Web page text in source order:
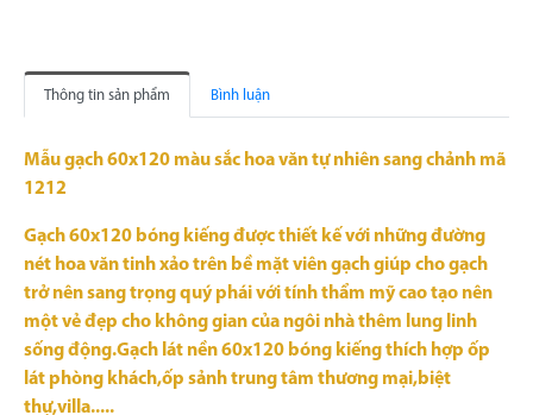
Thông tin sản phẩm Bình luận
Mẫu gạch 60x120 màu sắc hoa văn tự nhiên sang chảnh mã
1212
Gạch 60x120 bóng kiếng được thiết kế với những đường
nét hoa văn tinh xảo trên bề mặt viên gạch giúp cho gạch
trở nên sang trọng quý phái với tính thẩm mỹ cao tạo nên
một vẻ đẹp cho không gian của ngôi nhà thêm lung linh
sống động.Gạch lát nền 60x120 bóng kiếng thích hợp ốp
lát phòng khách,ốp sảnh trung tâm thương mại,biệt
thự,villa.....